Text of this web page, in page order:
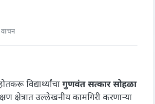
विद्यार्थ्यांचा गुणवंत सत्कार सोहळा
उल्लेखनीय कामगिरी करणाऱ्या